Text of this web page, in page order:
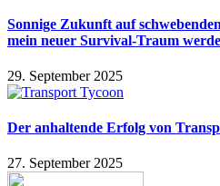
Sonnige Zukunft auf
mein neuer Survival-Traum
29. September 2025
Der anhaltende Erfolg von
27. September 2025